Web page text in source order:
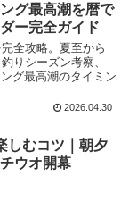
グ最高潮を暦で
ー完全ガイド
全攻略。夏至から
りシーズン考察、
グ最高潮のタイミン
2026.04.30
しむコツ｜朝夕
ウオ開幕